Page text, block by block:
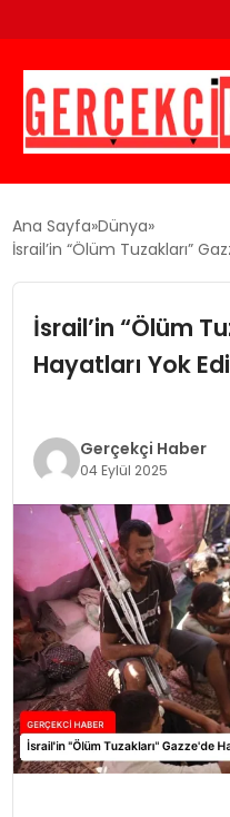
GÜNCEL
EĞITIM
SAĞLIK
TEKNOLOJI
YAŞAM
Ana Sayfa Dünya
İsrail’in “Ölüm Tuzakları”
İsrail’in “Ölüm
Hayatları Yok
Gerçekçi Haber
04 Eylül 2025